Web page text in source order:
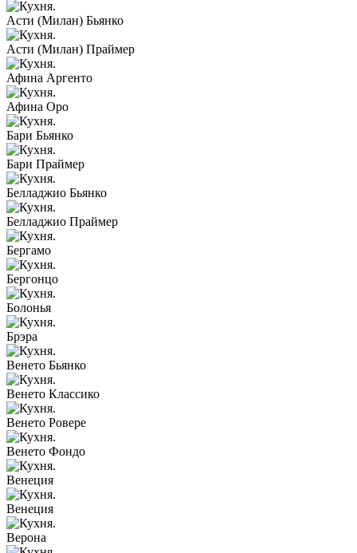
Асти (Милан) Бьянко
Асти (Милан) Праймер
Афина Аргенто
Афина Оро
Бари Бьянко
Бари Праймер
Белладжио Бьянко
Белладжио Праймер
Бергамо
Бергонцо
Болонья
Брэра
Венето Бьянко
Венето Классико
Венето Ровере
Венето Фондо
Венеция
Венеция
Верона